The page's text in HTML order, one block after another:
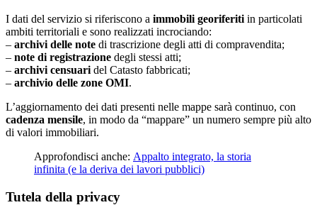
I dati del servizio si riferiscono a immobili georiferitiin particolati
ambiti territoriali e sono realizzati incrociando:
– archivi delle note di trascrizione degli atti di compravendita;
– note di registrazione degli stessi atti;
– archivi censuaridel Catasto fabbricati;
– archivio delle zone OMI.
L’aggiornamento dei dati presenti nelle mappe sarà continuo, con
cadenza mensile, in modo da “mappare” un numero sempre più alto
di valori immobiliari.
Approfondisci anche: Appalto integrato, la storia
infinita (e la deriva dei lavori pubblici)
Tutela della privacy